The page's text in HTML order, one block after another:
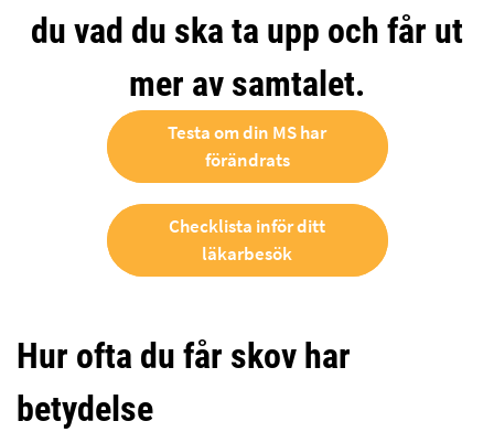
du vad du ska ta upp och får ut
mer av samtalet.
Testa om din MS har
förändrats
Checklista inför ditt
läkarbesök
Hur ofta du får skov har
betydelse